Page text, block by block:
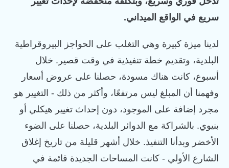
سريع في الواقع الميداني.
لدينا ميزة كبيرة وهي التغلب على الحواجز البيروقراطية
البلدية، وتقديم خطة تنفيذية في وقت قصير. خلال
أسبوع، كانت هناك مسودة، حصلنا على عروض أسعار
وفهمنا أن المبلغ ليس مرتفعًا، وأكثر من ذلك - التغيير هو
مجرد إضافة على الموجود، دون إحداث تغيير هيكلي أو
بنيوي. بالشراكة مع الدوائر البلدية، حصلنا على الضوء
الأخضر وبدأنا التنفيذ. خلال أشهر قليلة من تاريخ إغلاق
الشارع الأولي - كانت المساحات الجديدة قائمة في